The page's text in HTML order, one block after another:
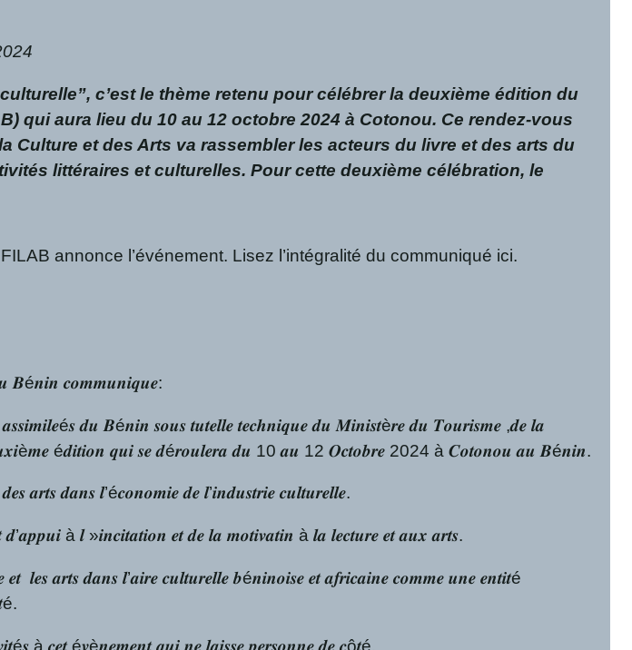
c’est le thème retenu pour célébrer la deuxième édition du
qui aura lieu du 10 au 12 octobre 2024 à Cotonou. Ce rendez-vous
Culture et des Arts va rassembler les acteurs du livre et des arts du
littéraires et culturelles. Pour cette deuxième célébration, le
annonce l’événement. Lisez l’intégralité du communiqué ici.
𝒅𝒖 𝑩é𝒏𝒊𝒏 𝒄𝒐𝒎𝒎𝒖𝒏𝒊𝒒𝒖𝒆:
𝒅𝒖 𝑩é𝒏𝒊𝒏 𝒔𝒐𝒖𝒔 𝒕𝒖𝒕𝒆𝒍𝒍𝒆 𝒕𝒆𝒄𝒉𝒏𝒊𝒒𝒖𝒆 𝒅𝒖 𝑴𝒊𝒏𝒊𝒔𝒕è𝒓𝒆 𝒅𝒖 𝑻𝒐𝒖𝒓𝒊𝒔𝒎𝒆 ,𝒅𝒆 𝒍𝒂
é𝒅𝒊𝒕𝒊𝒐𝒏 𝒒𝒖𝒊 𝒔𝒆 𝒅é𝒓𝒐𝒖𝒍𝒆𝒓𝒂 𝒅𝒖 10 𝒂𝒖 12 𝑶𝒄𝒕𝒐𝒃𝒓𝒆 2024 à 𝑪𝒐𝒕𝒐𝒏𝒐𝒖 𝒂𝒖 𝑩é𝒏𝒊𝒏.
𝒂𝒓𝒕𝒔 𝒅𝒂𝒏𝒔 𝒍’é𝒄𝒐𝒏𝒐𝒎𝒊𝒆 𝒅𝒆 𝒍’𝒊𝒏𝒅𝒖𝒔𝒕𝒓𝒊𝒆 𝒄𝒖𝒍𝒕𝒖𝒓𝒆𝒍𝒍𝒆.
à 𝒍 »𝒊𝒏𝒄𝒊𝒕𝒂𝒕𝒊𝒐𝒏 𝒆𝒕 𝒅𝒆 𝒍𝒂 𝒎𝒐𝒕𝒊𝒗𝒂𝒕𝒊𝒏 à 𝒍𝒂 𝒍𝒆𝒄𝒕𝒖𝒓𝒆 𝒆𝒕 𝒂𝒖𝒙 𝒂𝒓𝒕𝒔.
𝒍𝒆𝒔 𝒂𝒓𝒕𝒔 𝒅𝒂𝒏𝒔 𝒍’𝒂𝒊𝒓𝒆 𝒄𝒖𝒍𝒕𝒖𝒓𝒆𝒍𝒍𝒆 𝒃é𝒏𝒊𝒏𝒐𝒊𝒔𝒆 𝒆𝒕 𝒂𝒇𝒓𝒊𝒄𝒂𝒊𝒏𝒆 𝒄𝒐𝒎𝒎𝒆 𝒖𝒏𝒆 𝒆𝒏𝒕𝒊𝒕é
à 𝒄𝒆𝒕 é𝒗è𝒏𝒆𝒎𝒆𝒏𝒕 𝒒𝒖𝒊 𝒏𝒆 𝒍𝒂𝒊𝒔𝒔𝒆 𝒑𝒆𝒓𝒔𝒐𝒏𝒏𝒆 𝒅𝒆 𝒄ô𝒕é.